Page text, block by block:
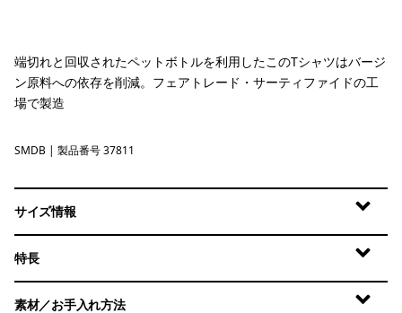
端切れと回収されたペットボトルを利用したこのTシャツはバージ
ン原料への依存を削減。フェアトレード・サーティファイドの工
場で製造
Smolder Blue
SMDB | 製品番号 37811
サイズ情報
特長
素材／お手入れ方法